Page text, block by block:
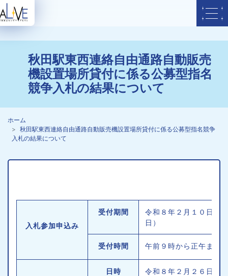
秋田駅東西連絡自由通路自動販売
機設置場所貸付に係る公募型指名
競争入札の結果について
ホーム
秋田駅東西連絡自由通路自動販売機設置場所貸付に係る公募型指名競争
入札の結果について
入札参加申込み
受付期間
令和８年２月１０日か
日）
受付時間 午前９時から正午まで
日時 令和８年２月２６日